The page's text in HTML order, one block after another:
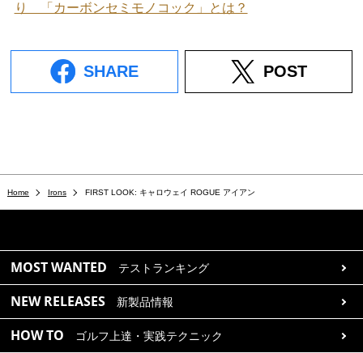
り 「カーボンセミモノコック」とは？
SHARE POST
Home Irons FIRST LOOK: キャロウェイ ROGUE アイアン
MOST WANTED テストランキング
NEW RELEASES 新製品情報
HOW TO ゴルフ上達・実践テクニック